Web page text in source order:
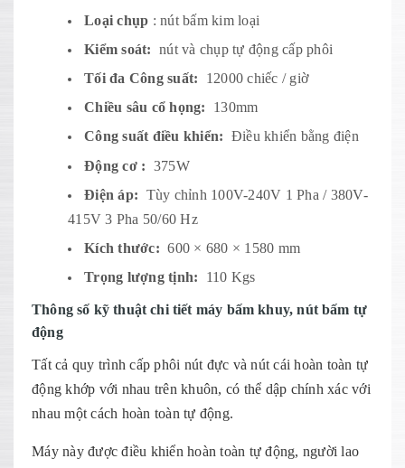
Loại chụp : nút bấm kim loại
Kiểm soát: nút và chụp tự động cấp phôi
Tối đa Công suất:
12000 chiếc / giờ
Chiều sâu cổ họng:
130mm
Công suất điều khiển: Điều khiển bằng điện
Động cơ : 375W
Điện áp: Tùy chỉnh 100V-240V 1 Pha / 380V-
415V 3 Pha 50/60 Hz
Kích thước: 600 × 680 × 1580 mm
Trọng lượng tịnh:
110 Kgs
Thông số kỹ thuật chi tiết máy bấm khuy, nút bấm tự
động
Tất cả quy trình cấp phôi nút đực và nút cái hoàn toàn tự
động khớp với nhau trên khuôn, có thể dập chính xác với
nhau một cách hoàn toàn tự động.
Máy này được điều khiển hoàn toàn tự động, người lao